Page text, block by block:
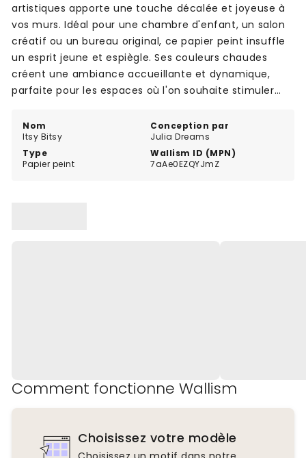
Nom
Itsy Bitsy
Conception par
Julia Dreams
Type
Papier peint
Wallism ID (MPN)
7aAe0EZQYJmZ
artistiques apporte une touche décalée et joyeuse à
vos murs. Idéal pour une chambre d'enfant, un salon
créatif ou un bureau original, ce papier peint insuffle
un esprit jeune et espiègle. Ses couleurs chaudes
créent une ambiance accueillante et dynamique,
parfaite pour les espaces où l'on souhaite stimuler
Comment fonctionne Wallism
Choisissez votre modèle